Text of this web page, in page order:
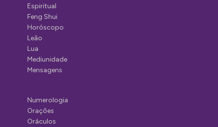
Espiritual
Feng Shui
Horóscopo
Leão
Lua
Mediunidade
Mensagens
Numerologia
Orações
Oráculos